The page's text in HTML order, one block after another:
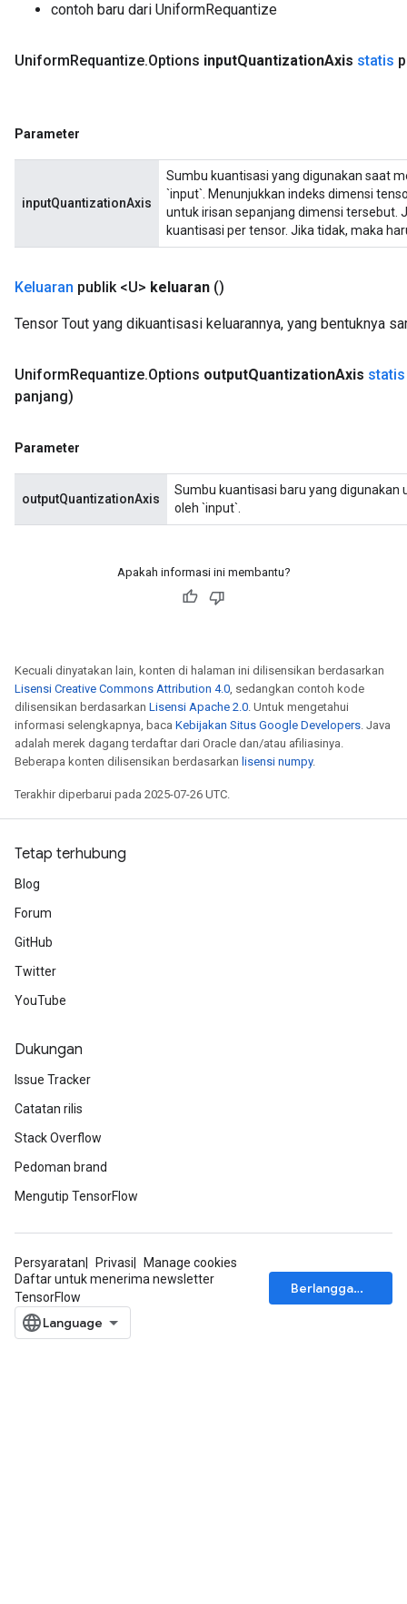
contoh baru dari UniformRequantize
UniformRequantize.Options inputQuantizationAxis statis
Parameter
inputQuantizationAxis
Sumbu kuantisasi yang digunakan saat
`input`. Menunjukkan indeks dimensi
untuk irisan sepanjang dimensi tersebut.
kuantisasi per tensor. Jika tidak, maka
Keluaran publik <U> keluaran ()
Tensor Tout yang dikuantisasi keluarannya, yang bentuknya
UniformRequantize.Options outputQuantizationAxis statis
panjang)
Parameter
outputQuantizationAxis
Sumbu kuantisasi baru yang
oleh `input`.
Apakah informasi ini membantu?
Kecuali dinyatakan lain, konten di halaman ini dilisensikan berdasarkan
Lisensi Creative Commons Attribution 4.0, sedangkan contoh kode
dilisensikan berdasarkan Lisensi Apache 2.0. Untuk mengetahui
informasi selengkapnya, baca Kebijakan Situs Google Developers. Java
adalah merek dagang terdaftar dari Oracle dan/atau afiliasinya.
Beberapa konten dilisensikan berdasarkan lisensi numpy.
Terakhir diperbarui pada 2025-07-26 UTC.
Tetap terhubung
Blog
Forum
GitHub
Twitter
YouTube
Dukungan
Issue Tracker
Catatan rilis
Stack Overflow
Pedoman brand
Mengutip TensorFlow
Persyaratan Privasi
Manage cookies
Daftar untuk menerima newsletter
TensorFlow
Berlangganan